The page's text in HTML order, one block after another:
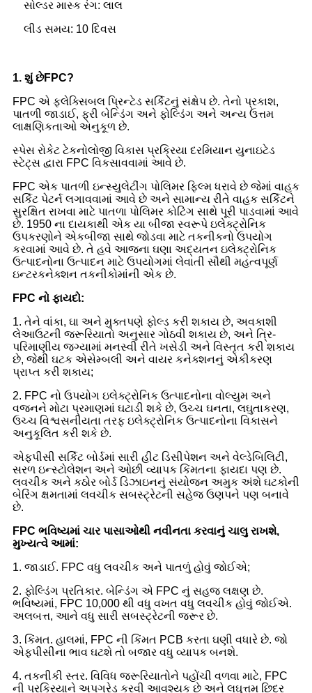
સોલ્ડર માસ્ક રંગ: લાલ
લીડ સમય: 10 દિવસ
1. શું છેFPC?
FPC એ ફ્લેક્સિબલ પ્રિન્ટેડ સર્કિટનું સંક્ષેપ છે. તેનો પ્રકાશ,
પાતળી જાડાઈ, ફ્રી બેન્ડિંગ અને ફોલ્ડિંગ અને અન્ય ઉત્તમ
લાક્ષણિકતાઓ અનુકૂળ છે.
સ્પેસ રોકેટ ટેકનોલોજી વિકાસ પ્રક્રિયા દરમિયાન યુનાઇટેડ
સ્ટેટ્સ દ્વારા FPC વિકસાવવામાં આવે છે.
FPC એક પાતળી ઇન્સ્યુલેટીંગ પોલિમર ફિલ્મ ધરાવે છે જેમાં વાહક
સર્કિટ પેટર્ન લગાવવામાં આવે છે અને સામાન્ય રીતે વાહક સર્કિટને
સુરક્ષિત રાખવા માટે પાતળા પોલિમર કોટિંગ સાથે પૂરી પાડવામાં આવે
છે. 1950 ના દાયકાથી એક યા બીજા સ્વરૂપે ઇલેક્ટ્રોનિક
ઉપકરણોને એકબીજા સાથે જોડવા માટે તકનીકનો ઉપયોગ
કરવામાં આવે છે. તે હવે આજના ઘણા અદ્યતન ઇલેક્ટ્રોનિક
ઉત્પાદનોના ઉત્પાદન માટે ઉપયોગમાં લેવાતી સૌથી મહત્વપૂર્ણ
ઇન્ટરકનેક્શન તકનીકોમાંની એક છે.
FPC નો ફાયદો:
1. તેને વાંકા, ઘા અને મુક્તપણે ફોલ્ડ કરી શકાય છે, અવકાશી
લેઆઉટની જરૂરિયાતો અનુસાર ગોઠવી શકાય છે, અને ત્રિ-
પરિમાણીય જગ્યામાં મનસ્વી રીતે ખસેડી અને વિસ્તૃત કરી શકાય
છે, જેથી ઘટક એસેમ્બલી અને વાયર કનેક્શનનું એકીકરણ
પ્રાપ્ત કરી શકાય;
2. FPC નો ઉપયોગ ઇલેક્ટ્રોનિક ઉત્પાદનોના વોલ્યુમ અને
વજનને મોટા પ્રમાણમાં ઘટાડી શકે છે, ઉચ્ચ ઘનતા, લઘુતાકરણ,
ઉચ્ચ વિશ્વસનીયતા તરફ ઇલેક્ટ્રોનિક ઉત્પાદનોના વિકાસને
અનુકૂલિત કરી શકે છે.
એફપીસી સર્કિટ બોર્ડમાં સારી હીટ ડિસીપેશન અને વેલ્ડેબિલિટી,
સરળ ઇન્સ્ટોલેશન અને ઓછી વ્યાપક કિંમતના ફાયદા પણ છે.
લવચીક અને કઠોર બોર્ડ ડિઝાઇનનું સંયોજન અમુક અંશે ઘટકોની
બેરિંગ ક્ષમતામાં લવચીક સબસ્ટ્રેટની સહેજ ઉણપને પણ બનાવે
છે.
FPC ભવિષ્યમાં ચાર પાસાઓથી નવીનતા કરવાનું ચાલુ રાખશે,
મુખ્યત્વે આમાં:
1. જાડાઈ. FPC વધુ લવચીક અને પાતળું હોવું જોઈએ;
2. ફોલ્ડિંગ પ્રતિકાર. બેન્ડિંગ એ FPC નું સહજ લક્ષણ છે.
ભવિષ્યમાં, FPC 10,000 થી વધુ વખત વધુ લવચીક હોવું જોઈએ.
અલબત્ત, આને વધુ સારી સબસ્ટ્રેટની જરૂર છે.
3. કિંમત. હાલમાં, FPC ની કિંમત PCB કરતા ઘણી વધારે છે. જો
એફપીસીના ભાવ ઘટશે તો બજાર વધુ વ્યાપક બનશે.
4. તકનીકી સ્તર. વિવિધ જરૂરિયાતોને પહોંચી વળવા માટે, FPC
ની પ્રક્રિયાને અપગ્રેડ કરવી આવશ્યક છે અને લઘુત્તમ છિદ્ર